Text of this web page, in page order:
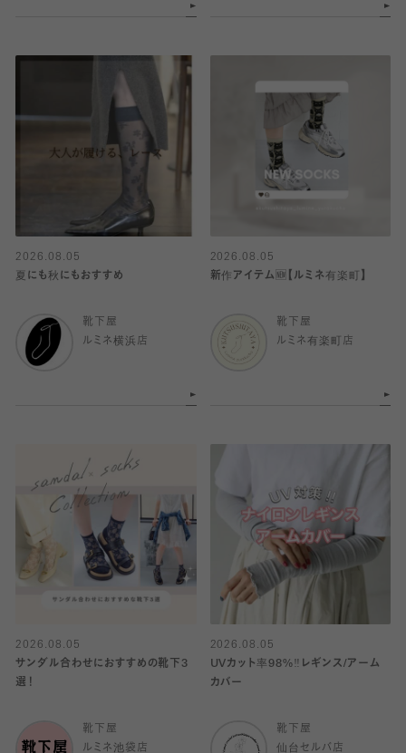
2026.08.05
夏にも秋にもおすすめ
靴下屋
ルミネ横浜店
2026.08.05
新作アイテム🆕【ルミネ有楽町】
靴下屋
ルミネ有楽町店
2026.08.05
サンダル合わせにおすすめの靴下3
選！
靴下屋
ルミネ池袋店
2026.08.05
UVカット率98%‼︎レギンス/アーム
カバー
靴下屋
仙台セルバ店